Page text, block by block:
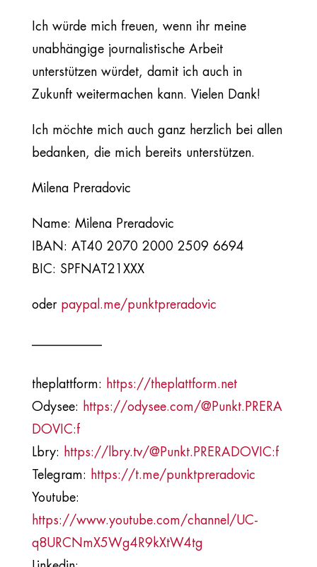
Ich würde mich freuen, wenn ihr meine
unabhängige journalistische Arbeit
unterstützen würdet, damit ich auch in
Zukunft weitermachen kann. Vielen Dank!
Ich möchte mich auch ganz herzlich bei allen
bedanken, die mich bereits unterstützen.
Milena Preradovic
Name: Milena Preradovic
IBAN: AT40 2070 2000 2509 6694
BIC: SPFNAT21XXX
oder paypal.me/punktpreradovic
theplattform:
https://theplattform.net
Odysee:
https://odysee.com/@Punkt.PRERA
DOVIC:f
Lbry:
https://lbry.tv/@Punkt.PRERADOVIC:f
Telegram:
https://t.me/punktpreradovic
Youtube:
https://www.youtube.com/channel/UC-
q8URCNmX5Wg4R9kXtW4tg